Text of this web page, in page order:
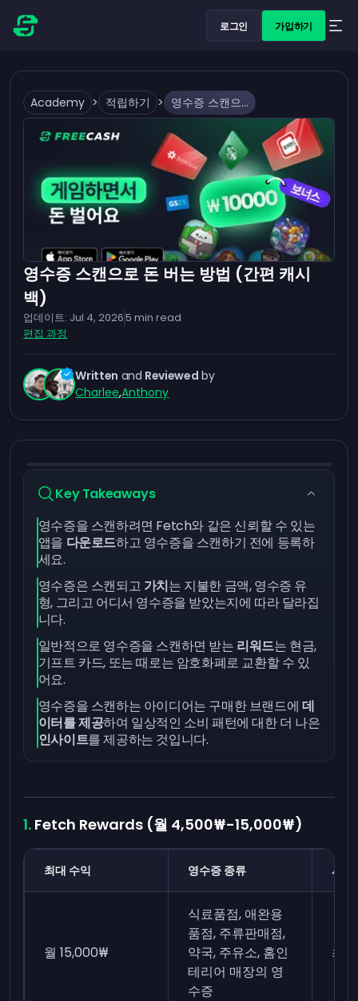
로그인 가입하기
Academy > 적립하기 > 영수증 스캔으로 돈 버는 방법 (간편 캐시백)
영수증 스캔으로 돈 버는 방법 (간편 캐시
백)
업데이트: Jul 4, 20265 min read
편집 과정
Written and Reviewed by
Charlee,Anthony
Key Takeaways
영수증을 스캔하려면 Fetch와 같은 신뢰할 수 있는
앱을 다운로드하고 영수증을 스캔하기 전에 등록하
세요.
영수증은 스캔되고 가치는 지불한 금액, 영수증 유
형, 그리고 어디서 영수증을 받았는지에 따라 달라집
니다.
일반적으로 영수증을 스캔하면 받는 리워드는 현금,
기프트 카드, 또는 때로는 암호화폐로 교환할 수 있
어요.
영수증을 스캔하는 아이디어는 구매한 브랜드에 데
이터를 제공하여 일상적인 소비 패턴에 대한 더 나은
인사이트를 제공하는 것입니다.
Fetch Rewards (월 4,500₩-15,000₩)
최대 수익 영수증 종류 시간
월 15,000₩
식료품점, 애완용
품점, 주류판매점,
약국, 주유소, 홈인
테리어 매장의 영
수증
최